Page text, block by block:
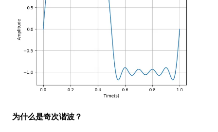
为什么是奇次谐波？